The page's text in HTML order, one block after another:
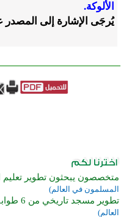
الألوكة.
يُرجَى الإشارة إلى المصدر
متخصصون يبحثون تطوير تعليم
المسلمون في العالم)
تطوير مسجد تاريخي من 6 طوابق في بنجلاديش
العالم)